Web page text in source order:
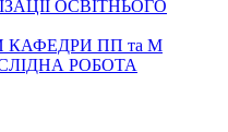
ОСВІТНЬОГО
КАФЕДРИ ПП та М
РОБОТА